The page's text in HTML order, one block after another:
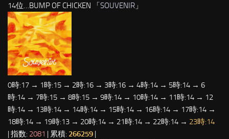
14位…BUMP OF CHICKEN 「SOUVENIR 」
0時:17 → 1時:15 → 2時:16 → 3時:16 → 4時:14 → 5時:14 → 6
時:14 → 7時:15 → 8時:15 → 9時:14 → 10時:14 → 11時:14 → 12
時:14 → 13時:14 → 14時:14 → 15時:14 → 16時:14 → 17時:14 →
18時:14 → 19時:13 → 20時:14 → 21時:14 → 22時:14 → 23時:14
| 指数: 2081 | 累積: 266259 |